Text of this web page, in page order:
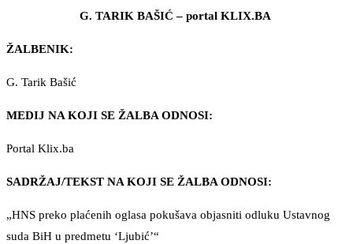
G. TARIK BAŠIĆ – portal KLIX.BA
ŽALBENIK:
G. Tarik Bašić
MEDIJ NA KOJI SE ŽALBA ODNOSI:
Portal Klix.ba
SADRŽAJ/TEKST NA KOJI SE ŽALBA ODNOSI:
„HNS preko plaćenih oglasa pokušava objasniti odluku Ustavnog
suda BiH u predmetu ‘Ljubić’“